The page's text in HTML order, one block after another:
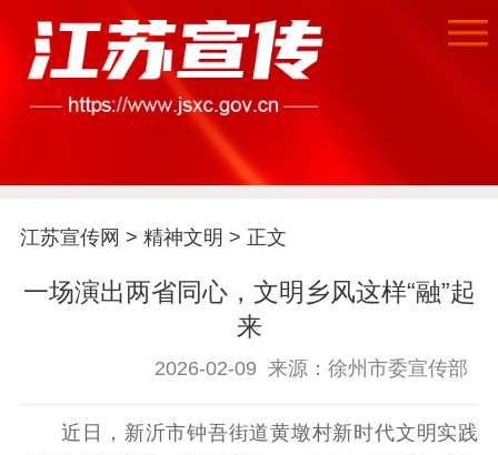
首页
江苏要闻
公示公告
信息公开年度报
江苏宣传网 > 精神文明 > 正文
一场演出两省同心，文明乡风这样“融”起
来
2026-02-09 来源：徐州市委宣传部
近日，新沂市钟吾街道黄墩村新时代文明实践